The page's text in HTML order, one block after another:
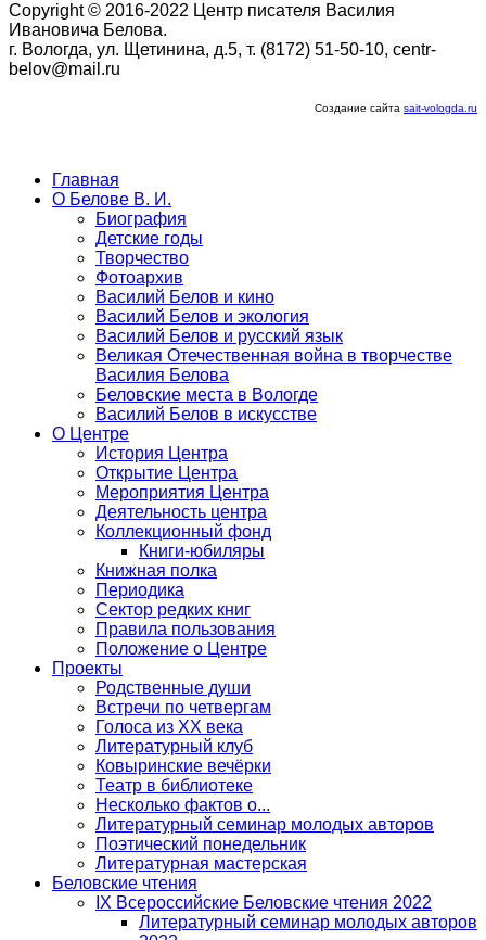
Copyright © 2016-2022 Центр писателя Василия
Ивановича Белова.
г. Вологда, ул. Щетинина, д.5, т. (8172) 51-50-10, centr-
belov@mail.ru
Создание сайта sait-vologda.ru
Главная
О Белове В. И.
Биография
Детские годы
Творчество
Фотоархив
Василий Белов и кино
Василий Белов и экология
Василий Белов и русский язык
Великая Отечественная война в творчестве
Василия Белова
Беловские места в Вологде
Василий Белов в искусстве
О Центре
История Центра
Открытие Центра
Мероприятия Центра
Деятельность центра
Коллекционный фонд
Книги-юбиляры
Книжная полка
Периодика
Сектор редких книг
Правила пользования
Положение о Центре
Проекты
Родственные души
Встречи по четвергам
Голоса из ХХ века
Литературный клуб
Ковыринские вечёрки
Театр в библиотеке
Несколько фактов о...
Литературный семинар молодых авторов
Поэтический понедельник
Литературная мастерская
Беловские чтения
IX Всероссийские Беловские чтения 2022
Литературный семинар молодых авторов